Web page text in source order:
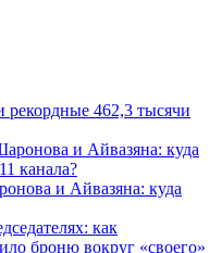
рекордные 462,3 тысячи
и Айвазяна: куда